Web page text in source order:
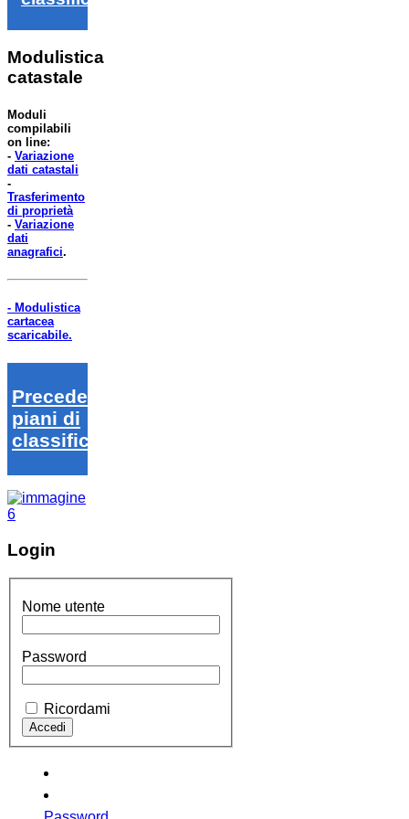
Modulistica
catastale
Moduli
compilabili
on line:
- Variazione
dati catastali
-
Trasferimento
di proprietà
- Variazione
dati
anagrafici.
- Modulistica
cartacea
scaricabile.
Precedenti
piani di
classifica
Login
Nome utente
Password
Ricordami